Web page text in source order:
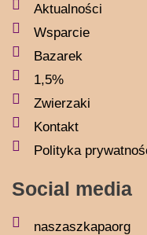
Aktualności
Wsparcie
Bazarek
1,5%
Zwierzaki
Kontakt
Polityka
Social media
naszaszkapaorg